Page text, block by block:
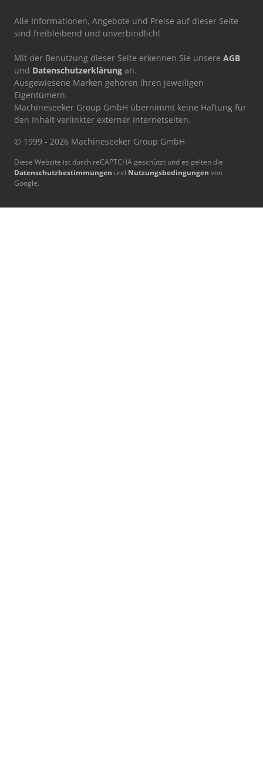
Alle Informationen, Angebote und Preise auf dieser Seite
sind freibleibend und unverbindlich!
Mit der Benutzung dieser Seite erkennen Sie unsere AGB
und Datenschutzerklärung an.
Ausgewiesene Marken gehören ihren jeweiligen
Eigentümern.
Machineseeker Group GmbH übernimmt keine Haftung für
den Inhalt verlinkter externer Internetseiten.
© 1999 - 2026 Machineseeker Group GmbH
Diese Website ist durch reCAPTCHA geschützt und es gelten die
Datenschutzbestimmungen und Nutzungsbedingungen von
Google.